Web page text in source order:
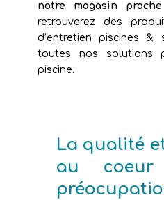
notre magasin
retrouverez des
d’entretien piscines &
toutes nos solutions
piscine.
La qualité
au